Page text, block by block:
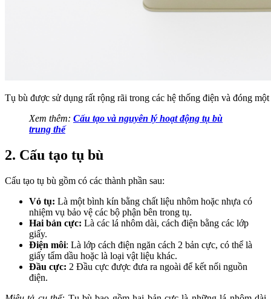
Tụ bù được sử dụng rất rộng rãi trong các hệ thống điện và đóng
Xem thêm: Cấu tạo và nguyên lý hoạt động tụ bù
trung thế
2. Cấu tạo tụ bù
Cấu tạo tụ bù gồm có các thành phần sau:
Vỏ tụ: Là một bình kín bằng chất liệu nhôm hoặc nhựa có
nhiệm vụ bảo vệ các bộ phận bên trong tụ.
Hai bản cực: Là các lá nhôm dài, cách điện bằng các lớp
giấy.
Điện môi: Là lớp cách điện ngăn cách 2 bản cực, có thể là
giấy tẩm dầu hoặc là loại vật liệu khác.
Đầu cực: 2 Đầu cực được đưa ra ngoài để kết nối nguồn
điện.